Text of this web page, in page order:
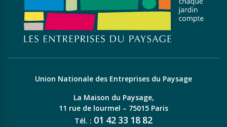
Union Nationale des Entreprises du Paysage
La Maison du Paysage,
11 rue de lourmel – 75015 Paris
Tél. : 01 42 33 18 82